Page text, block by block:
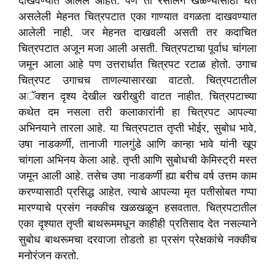
असलेली मेहनत चित्रपटात एका गाण्यात वगळता दाखवण्यात
आलेली नाही. जर मेहनत दाखवली असती तर कदाचित
चित्रपटात अजून मजा आली असती. चित्रपटाचा पूर्वाध चांगला
जमून आला आहे पण उत्तरार्धात चित्रपट रटाळ होतो. उगाच
चित्रपट उगाचच ताणल्यासारखा वाटतो. चित्रपटातील
अॅक्शन दृश्य देखील खरीखुरी वाटत नाहीत. चित्रपटाच्या
कथेत दम नसला तरी कलाकारांनी हा चित्रपट आपल्या
अभिनयाने तारला आहे. या चित्रपटात तृप्ती भोईर, सुबोध भावे,
उषा नाडकर्णी, तानाजी गालगुंडे आणि कान्हा भावे यांनी खूप
चांगला अभिनय केला आहे. तृप्ती आणि सुबोधची केमिस्ट्री मस्त
जमून आली आहे. तसेच उषा नाडकर्णी ह्या बरीच वर्ष उत्तम काम
करण्यासाठी प्रसिद्ध आहेत. त्याचे आपल्या मृत पतीसोबत गप्पा
मारण्याचे प्रसंग नक्कीच खळखळून हसवतात. चित्रपटातील
एका दृश्यात तृप्ती बाथरूममधून काहीही प्रतिसाद देत नसल्याने
सुबोध बाथरूमचा दरवाजा तोडतो हा प्रसंग प्रेक्षकांचे नक्कीच
मनोरंजन करतो.